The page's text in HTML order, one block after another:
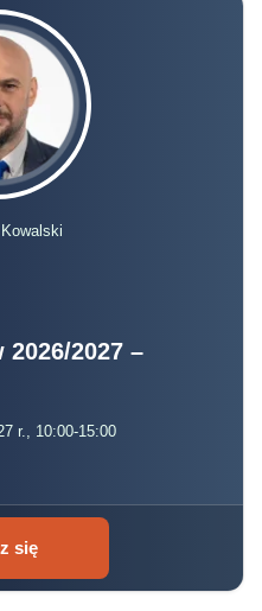
Kowalski
2027 –
r., 10:00-15:00
się